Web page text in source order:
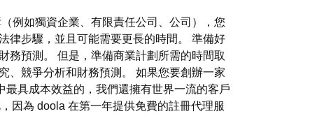
例如獨資企業、有限責任公司、公司），您
律步驟，並且可能需要更長的時間。 準備好
務預測。 但是，準備商業計劃所需的時間取
、競爭分析和財務預測。 如果您要創辦一家
具成本效益的，我們還擁有世界一流的客戶
因為 doola 在第一年提供免費的註冊代理服